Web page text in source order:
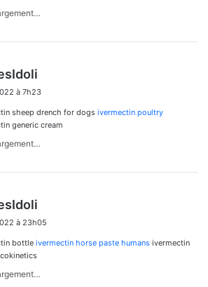
t
:
à 7h23
sheep drench for dogs ivermectin poultry
generic cream
t
à 23h05
bottle ivermectin horse paste humans ivermectin